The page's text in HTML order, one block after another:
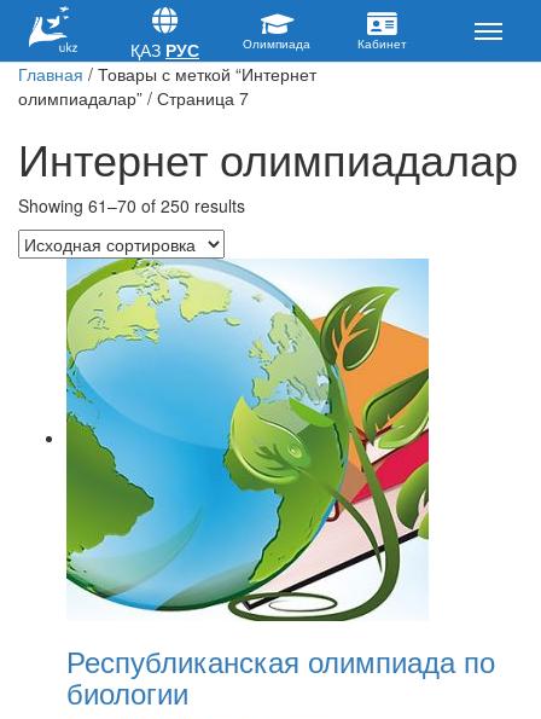
Главная / Товары с меткой “Интернет
олимпиадалар” / Страница 7
Интернет олимпиадалар
Showing 61–70 of 250 results
Республиканская олимпиада по
биологии
ҚАЗ РУС